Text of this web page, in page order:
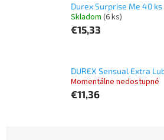
Durex Surprise Me 40 ks
Skladom (6 ks)
€15,33
DUREX Sensual Extra
Momentálne nedostupné
€11,36